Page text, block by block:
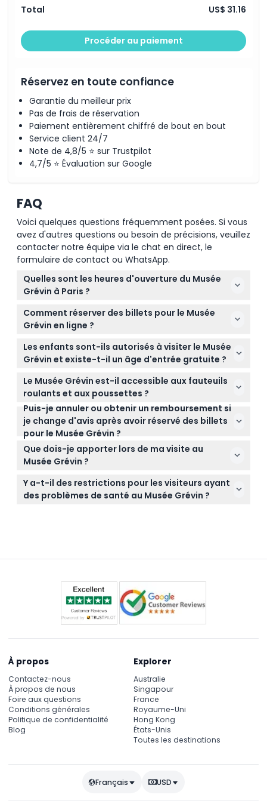
Non adapté pour
Heures d'ouverture
À savoir
Emplacement
Comment s'y rendre
Politique d'annulation
Total
US$ 31.16
Procéder au paiement
Réservez en toute confiance
Garantie du meilleur prix
Pas de frais de réservation
Paiement entièrement chiffré de bout en bout
Service client 24/7
Note de 4,8/5 ⭐ sur Trustpilot
4,7/5 ⭐ Évaluation sur Google
FAQ
Voici quelques questions fréquemment posées. Si vous
avez d'autres questions ou besoin de précisions, veuillez
contacter notre équipe via le chat en direct, le
formulaire de contact ou WhatsApp.
Quelles sont les heures d'ouverture du Musée
Grévin à Paris ?
Le musée est ouvert du lundi au vendredi de 10h00
à 18h00, et le week-end de 9h30 à 19h00. La
dernière entrée a lieu une heure avant la
fermeture. (sous réserve de changement —
veuillez confirmer au moment de la réservation)
Comment réserver des billets pour le Musée
Grévin en ligne ?
Vous pouvez facilement réserver vos billets en ligne
ici même sur ce site en sélectionnant la date et
l'heure de votre choix lors du processus de
réservation.
Les enfants sont-ils autorisés à visiter le Musée
Grévin et existe-t-il un âge d'entrée gratuite ?
Oui, les enfants peuvent visiter le musée et ceux
âgés de 0 à 4 ans entrent gratuitement, tandis que
les visiteurs de 19 ans et plus paient le tarif adulte.
Le Musée Grévin est-il accessible aux fauteuils
roulants et aux poussettes ?
Absolument, le musée est accessible aux fauteuils
roulants et aux poussettes, ce qui facilite la visite
pour tous.
Puis-je annuler ou obtenir un remboursement si
je change d'avis après avoir réservé des billets
pour le Musée Grévin ?
Les billets ne sont pas remboursables et ne
peuvent pas être annulés, veuillez donc être sûr de
Que dois-je apporter lors de ma visite au
Musée Grévin ?
Apportez un billet valide (imprimé ou numérique)
et votre pièce d'identité si nécessaire, ainsi que des
chaussures confortables car vous vous déplacerez
Y a-t-il des restrictions pour les visiteurs ayant
des problèmes de santé au Musée Grévin ?
À propos
Contactez-nous
À propos de nous
Foire aux questions
Conditions générales
Politique de confidentialité
Blog
Explorer
Australie
Singapour
France
Royaume-Uni
Hong Kong
États-Unis
Toutes les destinations
Français USD